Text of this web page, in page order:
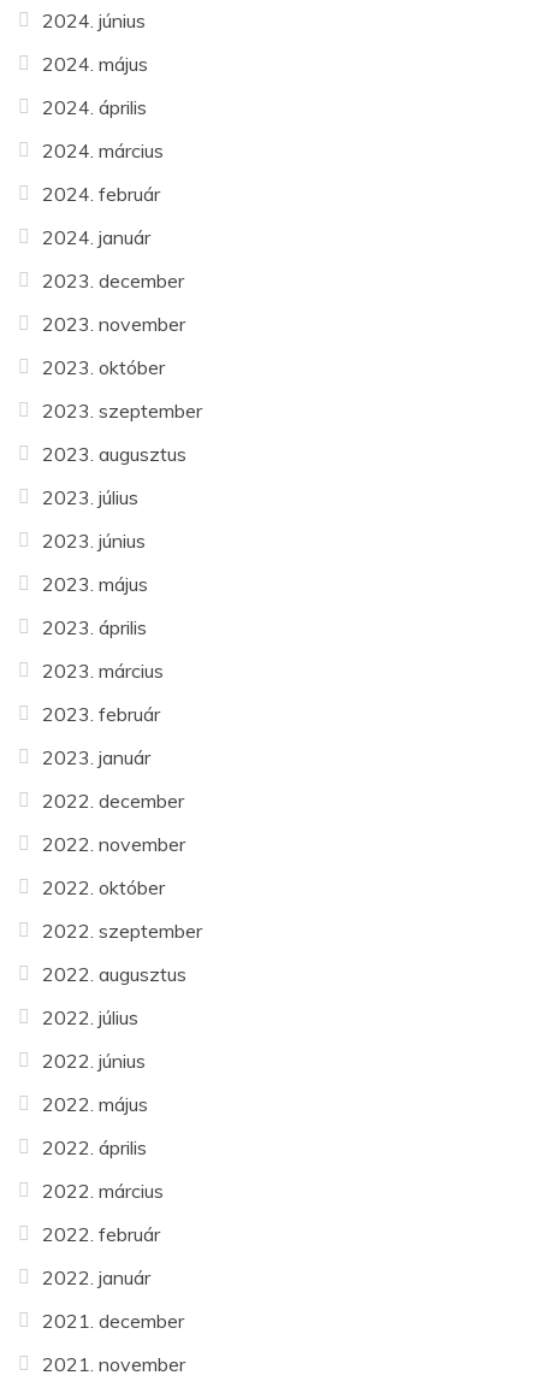
2024. június
2024. május
2024. április
2024. március
2024. február
2024. január
2023. december
2023. november
2023. október
2023. szeptember
2023. augusztus
2023. július
2023. június
2023. május
2023. április
2023. március
2023. február
2023. január
2022. december
2022. november
2022. október
2022. szeptember
2022. augusztus
2022. július
2022. június
2022. május
2022. április
2022. március
2022. február
2022. január
2021. december
2021. november